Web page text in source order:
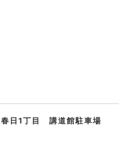
春日1丁目 講道館駐車場